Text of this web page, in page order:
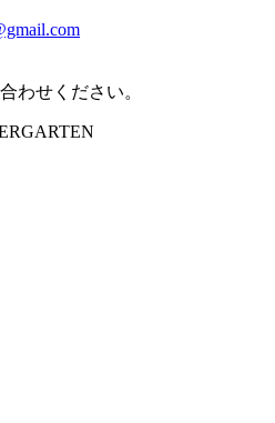
わせください。